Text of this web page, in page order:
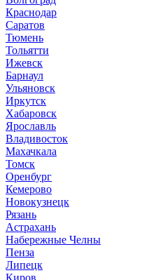
Краснодар
Саратов
Тюмень
Тольятти
Ижевск
Барнаул
Ульяновск
Иркутск
Хабаровск
Ярославль
Владивосток
Махачкала
Томск
Оренбург
Кемерово
Новокузнецк
Рязань
Астрахань
Набережные Челны
Пенза
Липецк
Киров